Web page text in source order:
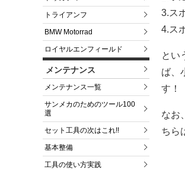
トライアンフ
BMW Motorrad
ロイヤルエンフィールド
メンテナンス
メンテナンス一覧
サンメカのためのツール100
選
セット工具の次はこれ!!
基本整備
工具の使い方実践
3.ス
4.ス
とい
ば、
す！
なお
ちら